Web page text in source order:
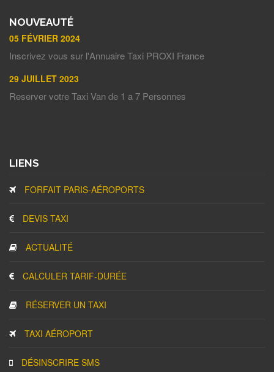
NOUVEAUTÉ
05 FÉVRIER 2024
Inscrivez vous sur l'Annuaire Taxi PROXI France
29 JUILLET 2023
Reserver votre Taxi Van de 1 a 7 Personnes
LIENS
FORFAIT PARIS-AÉROPORTS
DEVIS TAXI
ACTUALITÉ
CALCULER TARIF-DURÉE
RÉSERVER UN TAXI
TAXI AÉROPORT
DÉSINSCRIRE SMS